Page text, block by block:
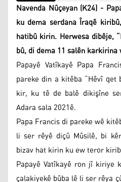
Navenda Nûçeyan (K24) -
ku dema serdana Îraqê
hatibû kirin. Herwesa dibêje,
bû, di dema 11 salên karkirina
Papayê Vatîkayê Papa
pareke din a kitêba “Hêvî qet
kir, ku tê de balê dikişîne
Adara sala 2021ê.
Papa Francis di pareke wê
li ser rêyê diçû Mûsilê, bi
bizav hat kirin ku ew teror
Papayê Vatîkayê ron jî
çalakiyekê bûba lê li ser rêya